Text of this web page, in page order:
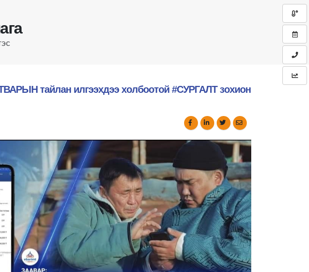
тайлан илгээхдээ холбоотой #СУРГАЛТ зохион